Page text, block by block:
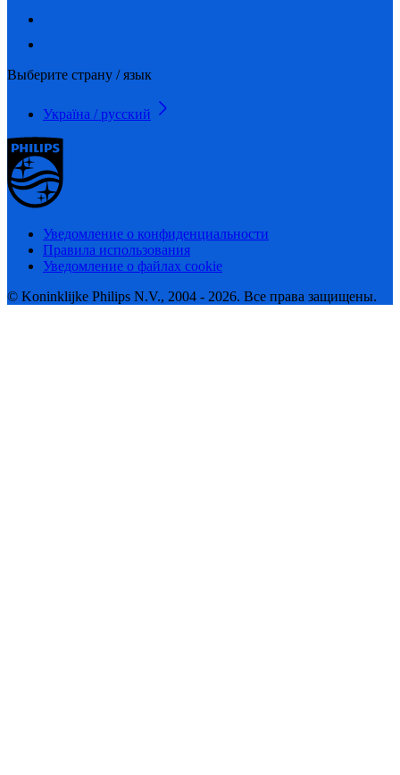
Выберите страну / язык
Україна / русский
Уведомление о конфиденциальности
Правила использования
Уведомление о файлах cookie
© Koninklijke Philips N.V., 2004 - 2026. Все права защищены.